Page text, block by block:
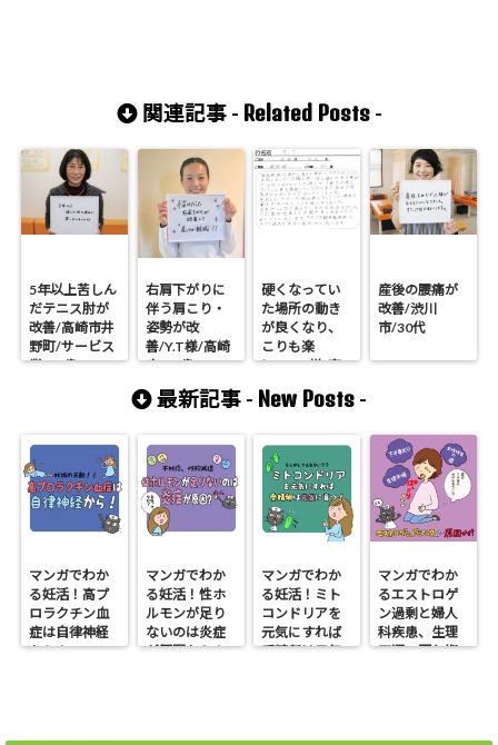
関連記事 - Related Posts-
5年以上苦しん
だテニス肘が
改善/高崎市井
野町/サービス
業/56歳
右肩下がりに
伴う肩こり・
姿勢が改
善/Y.T様/高崎
市/33歳
硬くなってい
た場所の動き
が良くなり、
こりも楽
に!/M.T様/高
師/54歳
産後の腰痛が
改善/渋川
市/30代
最新記事 - New Posts -
マンガでわか
る妊活！高プ
ロラクチン血
症は自律神経
から！
マンガでわか
る妊活！性ホ
ルモンが足り
ないのは炎症
が原因かも！
マンガでわか
る妊活！ミト
コンドリアを
元気にすれば
受精卵は元気
マンガでわか
るエストロゲ
ン過剰と婦人
科疾患、生理
不順、更年期